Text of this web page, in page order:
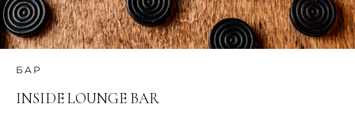
БАР
INSIDE LOUNGE BAR